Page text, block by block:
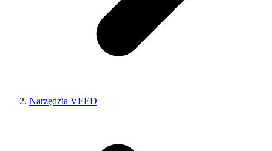
Narzędzia VEED